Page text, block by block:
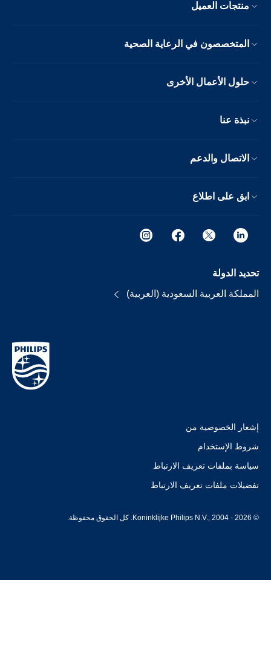
منتجات العميل
المتخصصون في الرعاية الصحية
حلول الأعمال الأخرى
نبذة عنا
الاتصال والدعم
ابق على اطلاع
تحديد الدولة
المملكة العربية السعودية (العربية)
إشعار الخصوصية من
شروط الإستخدام
سياسة بملفات تعريف الارتباط
تفضيلات ملفات تعريف الارتباط
© Koninklijke Philips N.V., 2004 - 2026. كل الحقوق محفوظة.